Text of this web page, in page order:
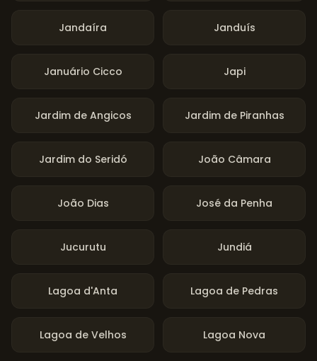
Jandaíra Janduís
Januário Cicco Japi
Jardim de Angicos Jardim de Piranhas
Jardim do Seridó João Câmara
João Dias José da Penha
Jucurutu Jundiá
Lagoa d'Anta Lagoa de Pedras
Lagoa de Velhos Lagoa Nova